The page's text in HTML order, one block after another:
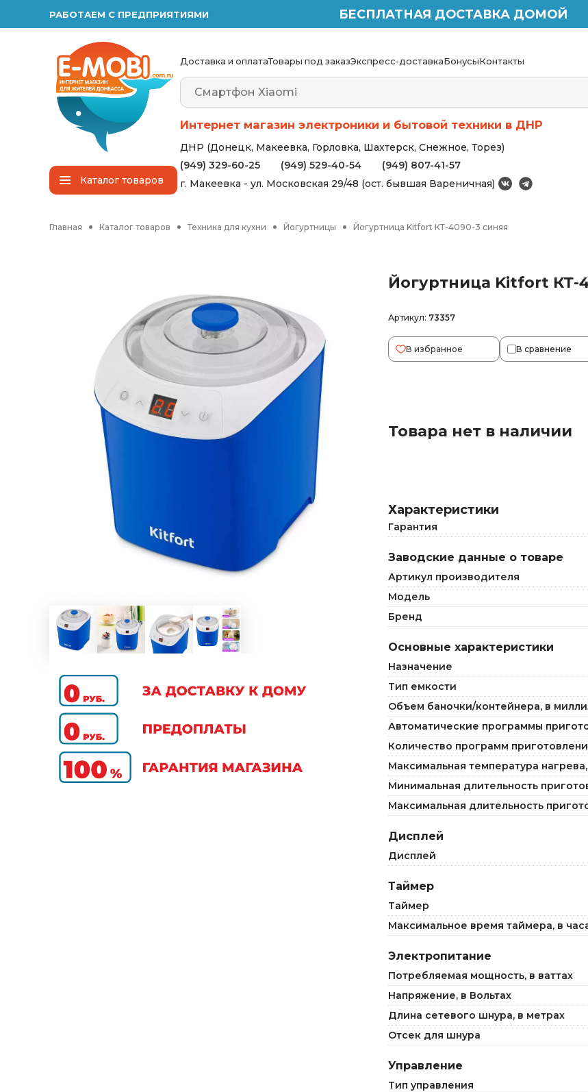
РАБОТАЕМ С ПРЕДПРИЯТИЯМИ БЕСПЛАТНАЯ ДОСТАВКА ДОМОЙ
Каталогтоваров
Доставка и оплатаТовары под заказЭкспресс-доставкаБонусыКонтакты
Интернет магазин электроники и бытовой техники в ДНР
ДНР (Донецк, Макеевка, Горловка, Шахтерск, Снежное, Торез)
(949) 329-60-25
(949) 529-40-54
(949) 807-41-57
г. Макеевка - ул. Московская 29/48 (ост. бывшая Вареничная)
Главная Каталог товаров Техника для кухни Йогуртницы Йогуртница Kitfort КТ-4090-3 синяя
Йогуртница Kitfort КТ-
Артикул: 73357
В избранное В сравнение
Товара нет в наличии
Характеристики
Гарантия
Заводские данные о товаре
Артикул производителя
Модель
Бренд
Основные характеристики
Назначение
Тип емкости
Объем баночки/контейнера, в
Автоматические программы
Количество программ
Максимальная температура
Минимальная длительность
Максимальная длительность
Дисплей
Дисплей
Таймер
Таймер
Максимальное время таймера, в
Электропитание
Потребляемая мощность, в ваттах
Напряжение, в Вольтах
Длина сетевого шнура, в метрах
Отсек для шнура
Управление
Тип управления